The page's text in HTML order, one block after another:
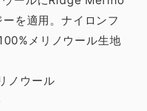
を適用。ナイロンフ
メリノウール生地
ノウール